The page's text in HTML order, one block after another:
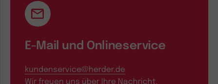
E-Mail und Onlineservice
kundenservice@herder.de
Wir freuen uns über Ihre Nachricht.